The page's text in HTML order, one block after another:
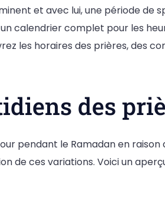
et avec lui, une période de
calendrier complet pour les
les horaires des prières, des
des
pendant le Ramadan en
de ces variations. Voici un